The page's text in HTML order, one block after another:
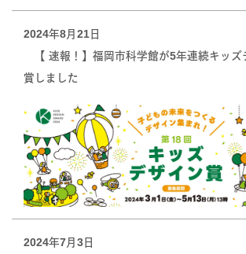
2024年8月21日
【 速報！】福岡市科学館が5年連続キッズ
賞しました
2024年7月3日